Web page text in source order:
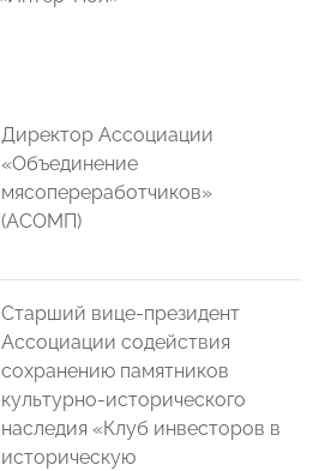
Директор Ассоциации
«Объединение
мясопереработчиков»
(АСОМП)
Старший вице-президент
Ассоциации содействия
сохранению памятников
культурно-исторического
наследия «Клуб инвесторов в
историческую